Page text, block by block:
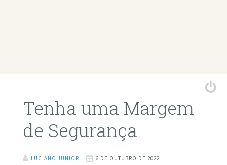
Tenha uma Margem
de Segurança
LUCIANO JUNIOR
6 DE OUTUBRO DE 2022